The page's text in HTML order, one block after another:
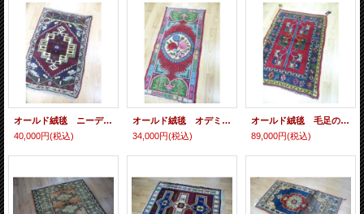
オールド絨毯 ニーデ グレーはナチュラルウール 100×67cm
40,000円(税込)
オールド絨毯 オデミシュの民族博物館の展示と同じ産地・デザインの織物 133×64cm
34,000円(税込)
オールド絨毯 毛足の長いふかふか織物 生命の樹 135×95cm
89,000円(税込)